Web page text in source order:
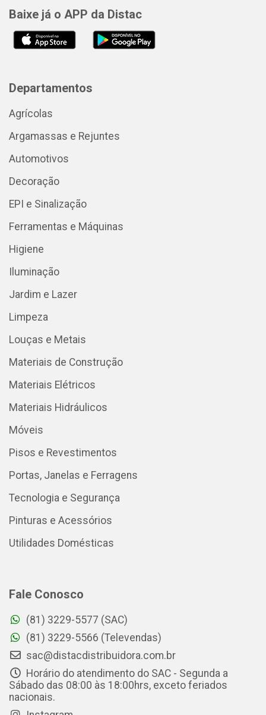
Baixe já o APP da Distac
Departamentos
Agrícolas
Argamassas e Rejuntes
Automotivos
Decoração
EPI e Sinalização
Ferramentas e Máquinas
Higiene
Iluminação
Jardim e Lazer
Limpeza
Louças e Metais
Materiais de Construção
Materiais Elétricos
Materiais Hidráulicos
Móveis
Pisos e Revestimentos
Portas, Janelas e Ferragens
Tecnologia e Segurança
Pinturas e Acessórios
Utilidades Domésticas
Fale Conosco
(81) 3229-5577 (SAC)
(81) 3229-5566 (Televendas)
sac@distacdistribuidora.com.br
Horário do atendimento do SAC - Segunda a
Sábado das 08:00 às 18:00hrs, exceto feriados
nacionais.